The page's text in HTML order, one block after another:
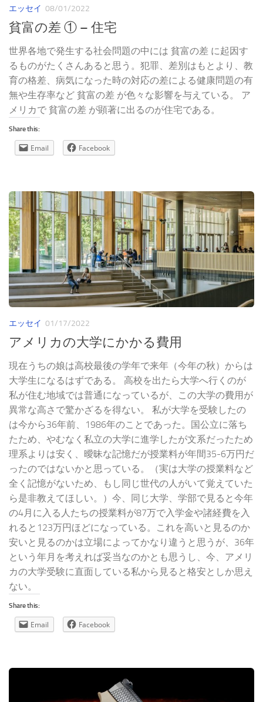
エッセイ 08/01/2022
貧富の差 ① – 住宅
世界各地で発生する社会問題の中には 貧富の差 に起因す
るものがたくさんあると思う。犯罪、差別はもとより、教
育の格差、病気になった時の対応の差による健康問題の有
無や生存率など 貧富の差 が色々な影響を与えている。 ア
メリカで 貧富の差 が顕著に出るのが住宅である。
Share this:
Email Facebook
エッセイ 01/17/2022
アメリカの大学にかかる費用
現在うちの娘は高校最後の学年で来年（今年の秋）からは
大学生になるはずである。 高校を出たら大学へ行くのが
私が住む地域では普通になっているが、この大学の費用が
異常な高さで驚かざるを得ない。 私が大学を受験したの
は今から36年前、1986年のことであった。国公立に落ち
たため、やむなく私立の大学に進学したが文系だったため
理系よりは安く、曖昧な記憶だが授業料が年間35-6万円だ
ったのではないかと思っている。（実は大学の授業料など
全く記憶がないため、もし同じ世代の人がいて覚えていた
ら是非教えてほしい。）今、同じ大学、学部で見ると今年
の4月に入る人たちの授業料が87万で入学金や諸経費を入
れると123万円ほどになっている。これを高いと見るのか
安いと見るのかは立場によってかなり違うと思うが、36年
という年月を考えれば妥当なのかとも思うし、今、アメリ
カの大学受験に直面している私から見ると格安としか思え
ない。
Share this:
Email Facebook